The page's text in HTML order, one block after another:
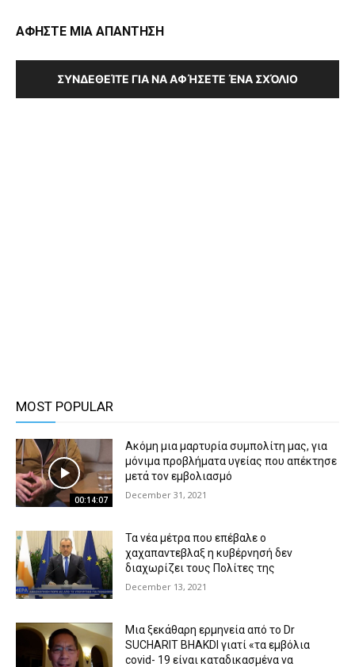
ΑΦΗΣΤΕ ΜΙΑ ΑΠΑΝΤΗΣΗ
ΣΥΝΔΕΘΕΊΤΕ ΓΙΑ ΝΑ ΑΦΉΣΕΤΕ ΈΝΑ ΣΧΌΛΙΟ
MOST POPULAR
00:14:07
Ακόμη μια μαρτυρία συμπολίτη μας, για
μόνιμα προβλήματα υγείας που απέκτησε
μετά τον εμβολιασμό
December 31, 2021
Τα νέα μέτρα που επέβαλε ο
χαχαπαντεβλαξ η κυβέρνησή δεν
διαχωρίζει τους Πολίτες της
December 13, 2021
Μια ξεκάθαρη ερμηνεία από το Dr
SUCHARIT BHAKDI γιατί «τα εμβόλια
covid- 19 είναι καταδικασμένα να